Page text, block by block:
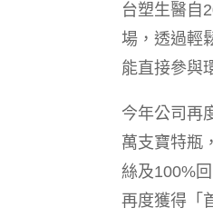
台塑生醫自
場，透過輕
能直接參與
今年公司再
萬支寶特瓶
絲及100%
再度獲得「